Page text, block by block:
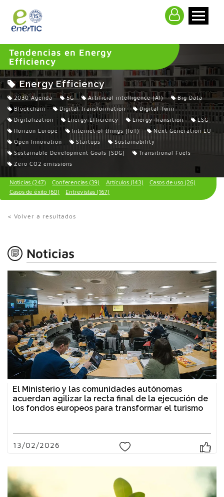
Tendencias en Energy
Efficiency
Energy Efficiency
2030 Agenda 5G Artificial intelligence (AI)
Big Data
Blockchain
Digital Transformation
Digital Twin
Digitalization
Energy Efficiency Energy Transition
ESG
Horizon Europe
Internet of things (IoT)
Next Generation EU
Open Innovation
Startups
Sustainability
Sustainable Development Goals (SDG)
Transitional Fuels
Zero CO2 emissions
Noticias (247) Conferencias (39) Artículos (143)
Casos de uso (26)
Casos de éxito (60)
Entrevistas (167)
< Volver a resultados
Noticias
El Ministerio y las comunidades autónomas
acuerdan agilizar la recta final de la ejecución de
los fondos europeos para transformar el turismo
13/02/2026